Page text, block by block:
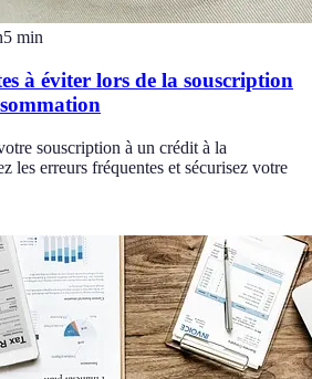
5 min
à éviter lors de la souscription
souscription à un crédit à la
les erreurs fréquentes et sécurisez votre